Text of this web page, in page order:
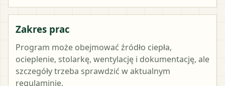
Zakres prac
Program może obejmować źródło ciepła,
ocieplenie, stolarkę, wentylację i dokumentację, ale
szczegóły trzeba sprawdzić w aktualnym
regulaminie.